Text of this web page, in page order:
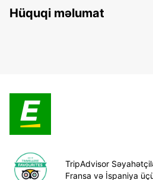
Hüquqi məlumat
TripAdvisor
Fransa və İspaniya